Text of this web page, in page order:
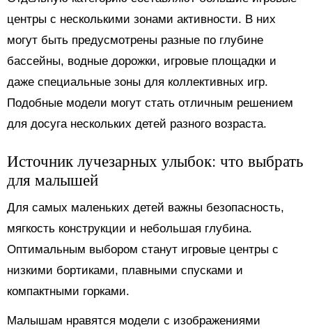
центры с несколькими зонами активности. В них
могут быть предусмотрены разные по глубине
бассейны, водные дорожки, игровые площадки и
даже специальные зоны для коллективных игр.
Подобные модели могут стать отличным решением
для досуга нескольких детей разного возраста.
Источник лучезарных улыбок: что выбрать
для малышей
Для самых маленьких детей важны безопасность,
мягкость конструкции и небольшая глубина.
Оптимальным выбором станут игровые центры с
низкими бортиками, плавными спусками и
компактными горками.
Малышам нравятся модели с изображениями